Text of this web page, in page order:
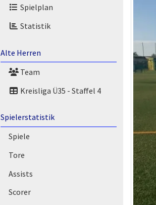
Spielplan
Statistik
Alte Herren
Team
Kreisliga Ü35 - Staffel 4
Spielerstatistik
Spiele
Tore
Assists
Scorer